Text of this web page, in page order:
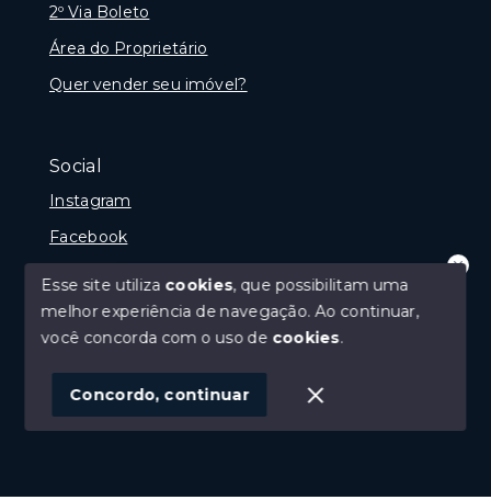
2º Via Boleto
Área do Proprietário
Quer vender seu imóvel?
Social
Instagram
Facebook
SITE PARA IMOBILIARIA
Olá! que bom te ver por aqui!
precisando de ajuda ou buscando outro
tipo de imóvel, fale conosco!
Esse site utiliza cookies, que possibilitam uma
melhor experiência de navegação.Ao continuar,
você concorda com o uso de cookies.
Concordo, continuar